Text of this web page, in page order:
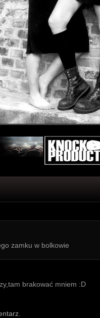
zamku w bolkowie
brakować mniem :D